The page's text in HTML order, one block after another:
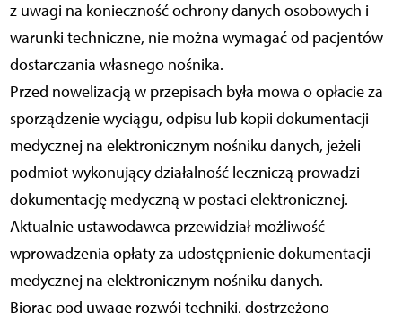
z uwagi na konieczność ochrony danych osobowych i
warunki techniczne, nie można wymagać od pacjentów
dostarczania własnego nośnika.
Przed nowelizacją w przepisach była mowa o opłacie za
sporządzenie wyciągu, odpisu lub kopii dokumentacji
medycznej na elektronicznym nośniku danych, jeżeli
podmiot wykonujący działalność leczniczą prowadzi
dokumentację medyczną w postaci elektronicznej.
Aktualnie ustawodawca przewidział możliwość
wprowadzenia opłaty za udostępnienie dokumentacji
medycznej na elektronicznym nośniku danych.
Biorąc pod uwagę rozwój techniki, dostrzeżono